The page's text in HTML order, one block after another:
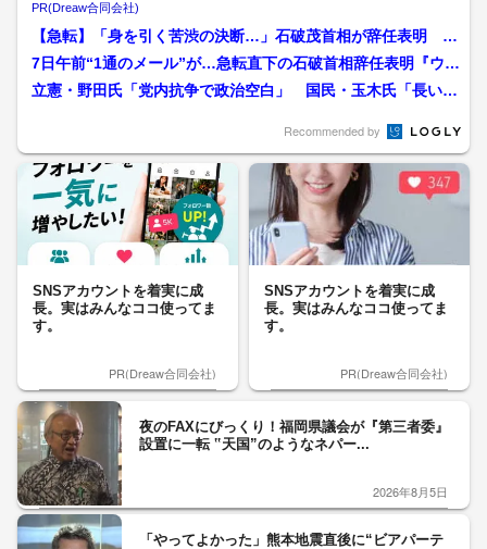
PR(Dreaw合同会社)
【急転】「身を引く苦渋の決断…」石破茂首相が辞任表明 小
泉進次郎農水相が「背中押...
7日午前“1通のメール”が…急転直下の石破首相辞任表明『ウラ
のウラ』鈴木哲夫氏が...
立憲・野田氏「党内抗争で政治空白」 国民・玉木氏「長い政
Recommended by
SNSアカウントを着実に成
長。実はみんなココ使ってま
す。
PR(Dreaw合同会社)
SNSアカウントを着実に成
長。実はみんなココ使ってま
す。
PR(Dreaw合同会社)
夜のFAXにびっくり！福岡県議会が『第三者委』
設置に一転 ‟天国”のようなネパー...
2026年8月5日
「やってよかった」熊本地震直後に“ビアパーテ